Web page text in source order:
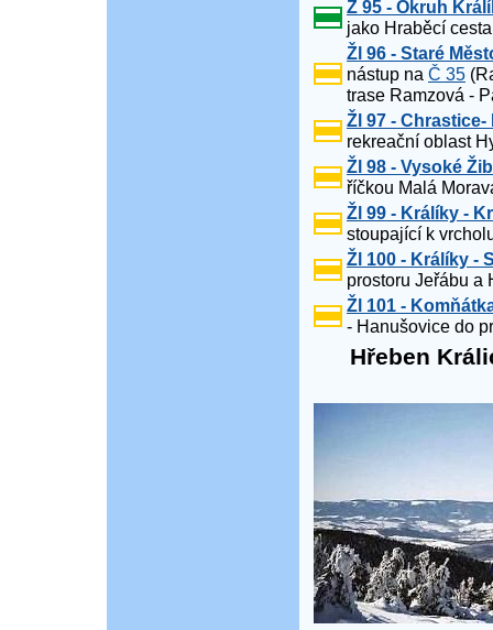
Z 95 - Okruh
jako Hraběcí
Žl 96 - Staré
nástup na Č 35
trase Ramzová -
Žl 97 -
rekreační oblast
Žl 98 - Vysoké
říčkou Malá
Žl 99 - Králíky -
stoupající k
Žl 100 - Králíky -
prostoru Jeřábu a
Žl 101 -
- Hanušovice do
Hřeben